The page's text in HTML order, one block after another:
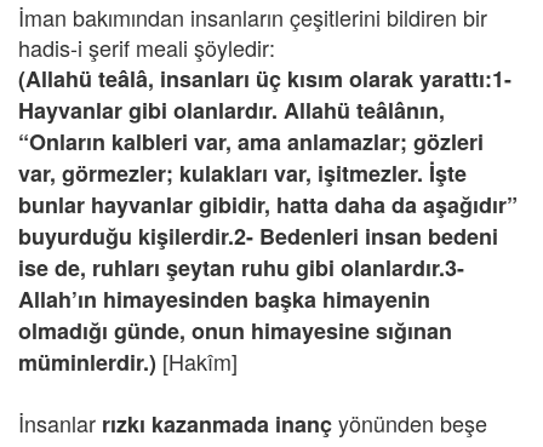
İman bakımından insanların çeşitlerini bildiren bir
hadis-i şerif meali şöyledir:
(Allahü teâlâ, insanları üç kısım olarak yarattı:1-
Hayvanlar gibi olanlardır. Allahü teâlânın,
“Onların kalbleri var, ama anlamazlar; gözleri
var, görmezler; kulakları var, işitmezler. İşte
bunlar hayvanlar gibidir, hatta daha da aşağıdır”
buyurduğu kişilerdir.2- Bedenleri insan bedeni
ise de, ruhları şeytan ruhu gibi olanlardır.3-
Allah’ın himayesinden başka himayenin
olmadığı günde, onun himayesine sığınan
müminlerdir.) [Hakîm]
İnsanlar rızkı kazanmada inançyönünden beşe